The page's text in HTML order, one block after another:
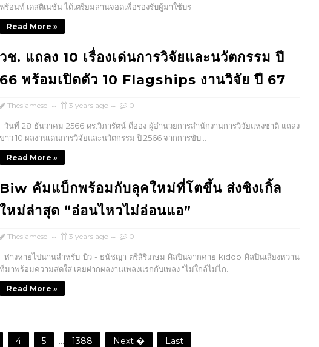
ฟร้อนท์ เดสติเนชั่น ได้เตรียมลานจอดเพื่อรองรับผู้มาใช้บร...
Read More »
วช. แถลง 10 เรื่องเด่นการวิจัยและนวัตกรรม ปี
66 พร้อมเปิดตัว 10 Flagships งานวิจัย ปี 67
Thesiamese 3 years ago 0
วันที่ 28 ธันวาคม 2566 ดร.วิภารัตน์ ดีอ่อง ผู้อำนวยการสำนักงานการวิจัยแห่งชาติ แถลง
ข่าว 10 ผลงานเด่นการวิจัยและนวัตกรรม ปี 2566 จากการขับ...
Read More »
Biw คัมแบ็กพร้อมกับลุคใหม่ที่โตขึ้น ส่งซิงเกิ้ล
ใหม่ล่าสุด “อ่อนไหวไม่อ่อนแอ”
Thesiamese 3 years ago 0
ห่างหายไปนานสำหรับ บิว - ธนัชญา ตรีสิริเกษม ศิลปินจากค่าย kiddo ศิลปินเสียงหวาน
ที่มาพร้อมความสดใส เคยฝากผลงานเพลงแรกกับเพลง “ไม่ใกล้ไม่ไก...
Read More »
4 5 ... 1388 Next � Last